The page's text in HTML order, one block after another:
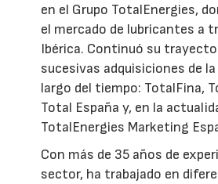
en el Grupo TotalEnergies,
el mercado de lubricantes a
Ibérica. Continuó su
sucesivas adquisiciones de
largo del tiempo: TotalFina,
Total España y, en la
TotalEnergies Marketing
Con más de 35 años de
sector, ha trabajado en